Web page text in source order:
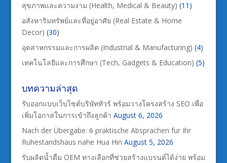
สุขภาพและความงาม (Health, Medical & Beauty) (11)
อสังหาริมทรัพย์และที่อยู่อาศัย (Real Estate & Home
Decor) (30)
อุตสาหกรรมและการผลิต (Industrial & Manufacturing) (4)
เทคโนโลยีและการศึกษา (Tech, Gadgets & Education) (5)
บทความล่าสุด
รับออกแบบเว็บไซต์บริษัททัวร์ พร้อมวางโครงสร้าง SEO เพื่อ
เพิ่มโอกาสในการเข้าถึงลูกค้า August 6, 2026
Nach der Übergabe: 6 praktische Absprachen für Ihr
Ruhestandshaus nahe Hua Hin August 5, 2026
รับผลิตน้ำดื่ม OEM ทางเลือกที่ช่วยสร้างแบรนด์ได้ง่าย พร้อม